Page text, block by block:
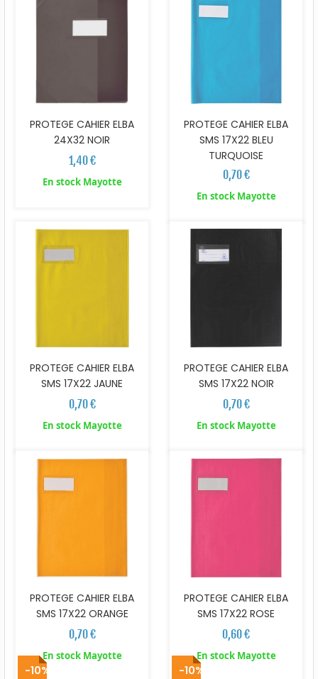
PROTEGE CAHIER ELBA
24X32 NOIR
1,40 €
En stock Mayotte
PROTEGE CAHIER ELBA
SMS 17X22 BLEU
TURQUOISE
0,70 €
En stock Mayotte
PROTEGE CAHIER ELBA
SMS 17X22 JAUNE
0,70 €
En stock Mayotte
PROTEGE CAHIER ELBA
SMS 17X22 NOIR
0,70 €
En stock Mayotte
PROTEGE CAHIER ELBA
SMS 17X22 ORANGE
0,70 €
En stock Mayotte
PROTEGE CAHIER ELBA
SMS 17X22 ROSE
0,60 €
En stock Mayotte
-10% -10%